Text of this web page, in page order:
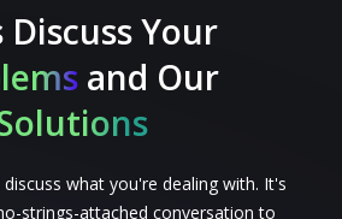
Discuss Your
and Our
what you're dealing with. It's
strings-attached conversation to